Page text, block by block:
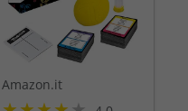
Amazon.it